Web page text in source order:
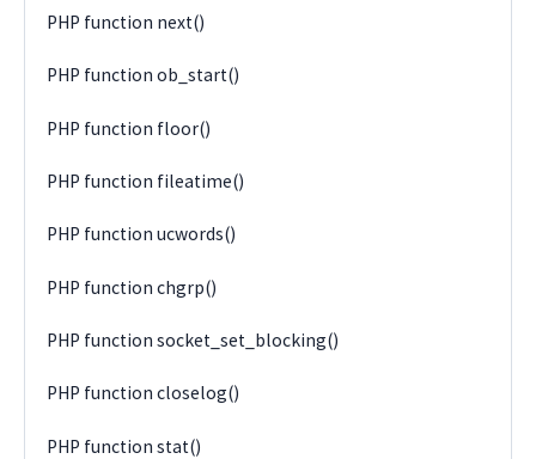
PHP function next()
PHP function ob_start()
PHP function floor()
PHP function fileatime()
PHP function ucwords()
PHP function chgrp()
PHP function socket_set_blocking()
PHP function closelog()
PHP function stat()